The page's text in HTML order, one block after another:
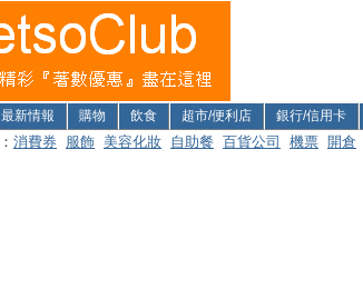
最新情報 購物 飲食 超市/便利店 銀行/信用卡
： 消費券 服飾 美容化妝 自助餐 百貨公司 機票 開倉